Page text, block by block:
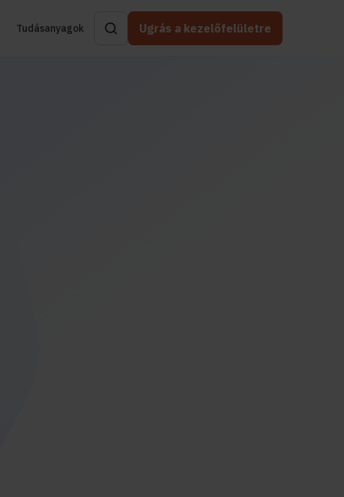
Tudásanyagok Ugrás a kezelőfelületre